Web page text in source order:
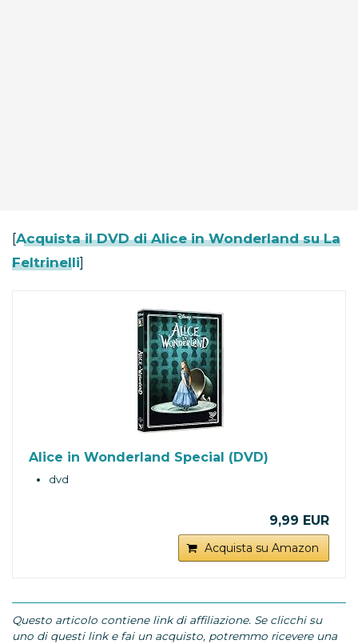
[Acquista il DVD di Alice in Wonderland su La
Feltrinelli]
Alice in Wonderland Special (DVD)
dvd
9,99 EUR
Acquista su Amazon
Questo articolo contiene link di affiliazione. Se clicchi su
uno di questi link e fai un acquisto, potremmo ricevere una